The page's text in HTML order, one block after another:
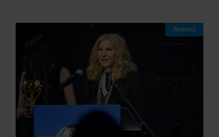
Weekend